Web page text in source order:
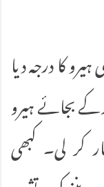
کا درجہ دیا
بجائے ہیرو
کر لی۔ کبھی